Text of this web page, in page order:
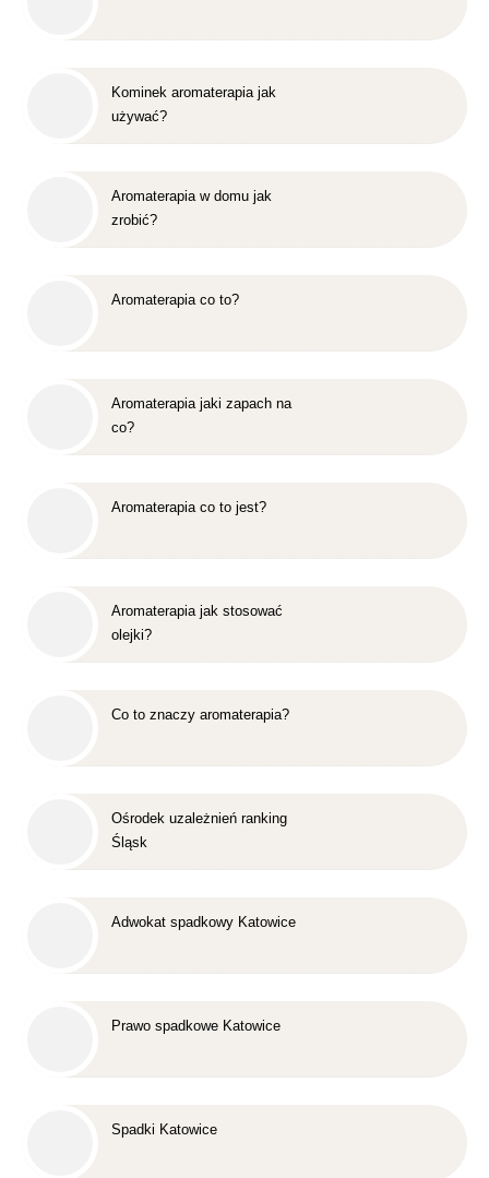
Kominek aromaterapia jak
używać?
Aromaterapia w domu jak
zrobić?
Aromaterapia co to?
Aromaterapia jaki zapach na
co?
Aromaterapia co to jest?
Aromaterapia jak stosować
olejki?
Co to znaczy aromaterapia?
Ośrodek uzależnień ranking
Śląsk
Adwokat spadkowy Katowice
Prawo spadkowe Katowice
Spadki Katowice